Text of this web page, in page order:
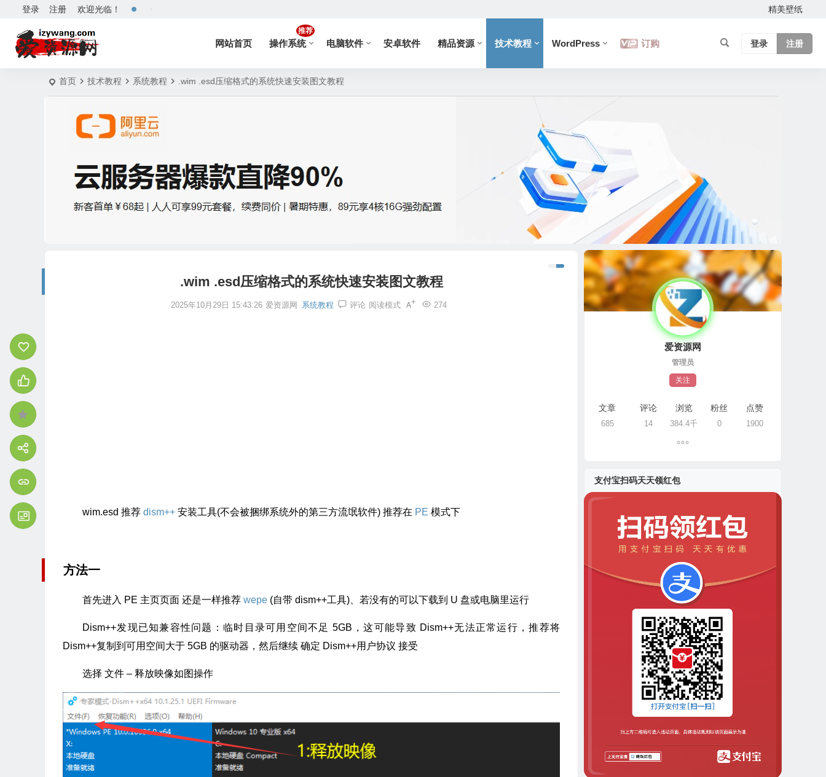
欢迎光临！
登录 注册 精美壁纸
网站首页 操作系统
推荐
电脑软件 安卓软件 精品资源 技术教程 WordPress 订购 登录 注册
首页 技术教程 系统教程 .wim .esd压缩格式的系统快速安装图文教程
.wim .esd压缩格式的系统快速安装图文教程
2025年10月29日 15:43:26 爱资源网 系统教程 评论 274
阅读模式
wim.esd 推荐 dism++ 安装工具(不会被捆绑系统外的第三方流氓软件) 推荐在 PE 模式下
方法一
首先进入 PE 主页页面 还是一样推荐 wepe (自带 dism++工具)、若没有的可以下载到 U 盘或电脑里运行
Dism++发现已知兼容性问题：临时目录可用空间不足 5GB，这可能导致 Dism++无法正常运行，推荐将
Dism++复制到可用空间大于 5GB 的驱动器，然后继续 确定 Dism++用户协议 接受
选择 文件 – 释放映像如图操作
爱资源网
管理员
关注
文章
685
评论
14
浏览
384.4千
粉丝
0
点赞
1900
支付宝扫码天天领红包